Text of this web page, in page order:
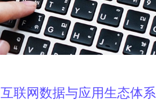
联网数据与应用生态体系